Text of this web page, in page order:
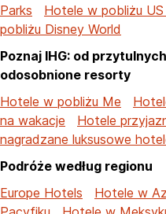
Parks
Hotele w pobliżu
pobliżu Disney World
Poznaj IHG: od
odosobnione resorty
Hotele w pobliżu Me
na wakacje
Hotele
nagradzane luksusowe
Podróże według regionu
Europe Hotels
Hotele w